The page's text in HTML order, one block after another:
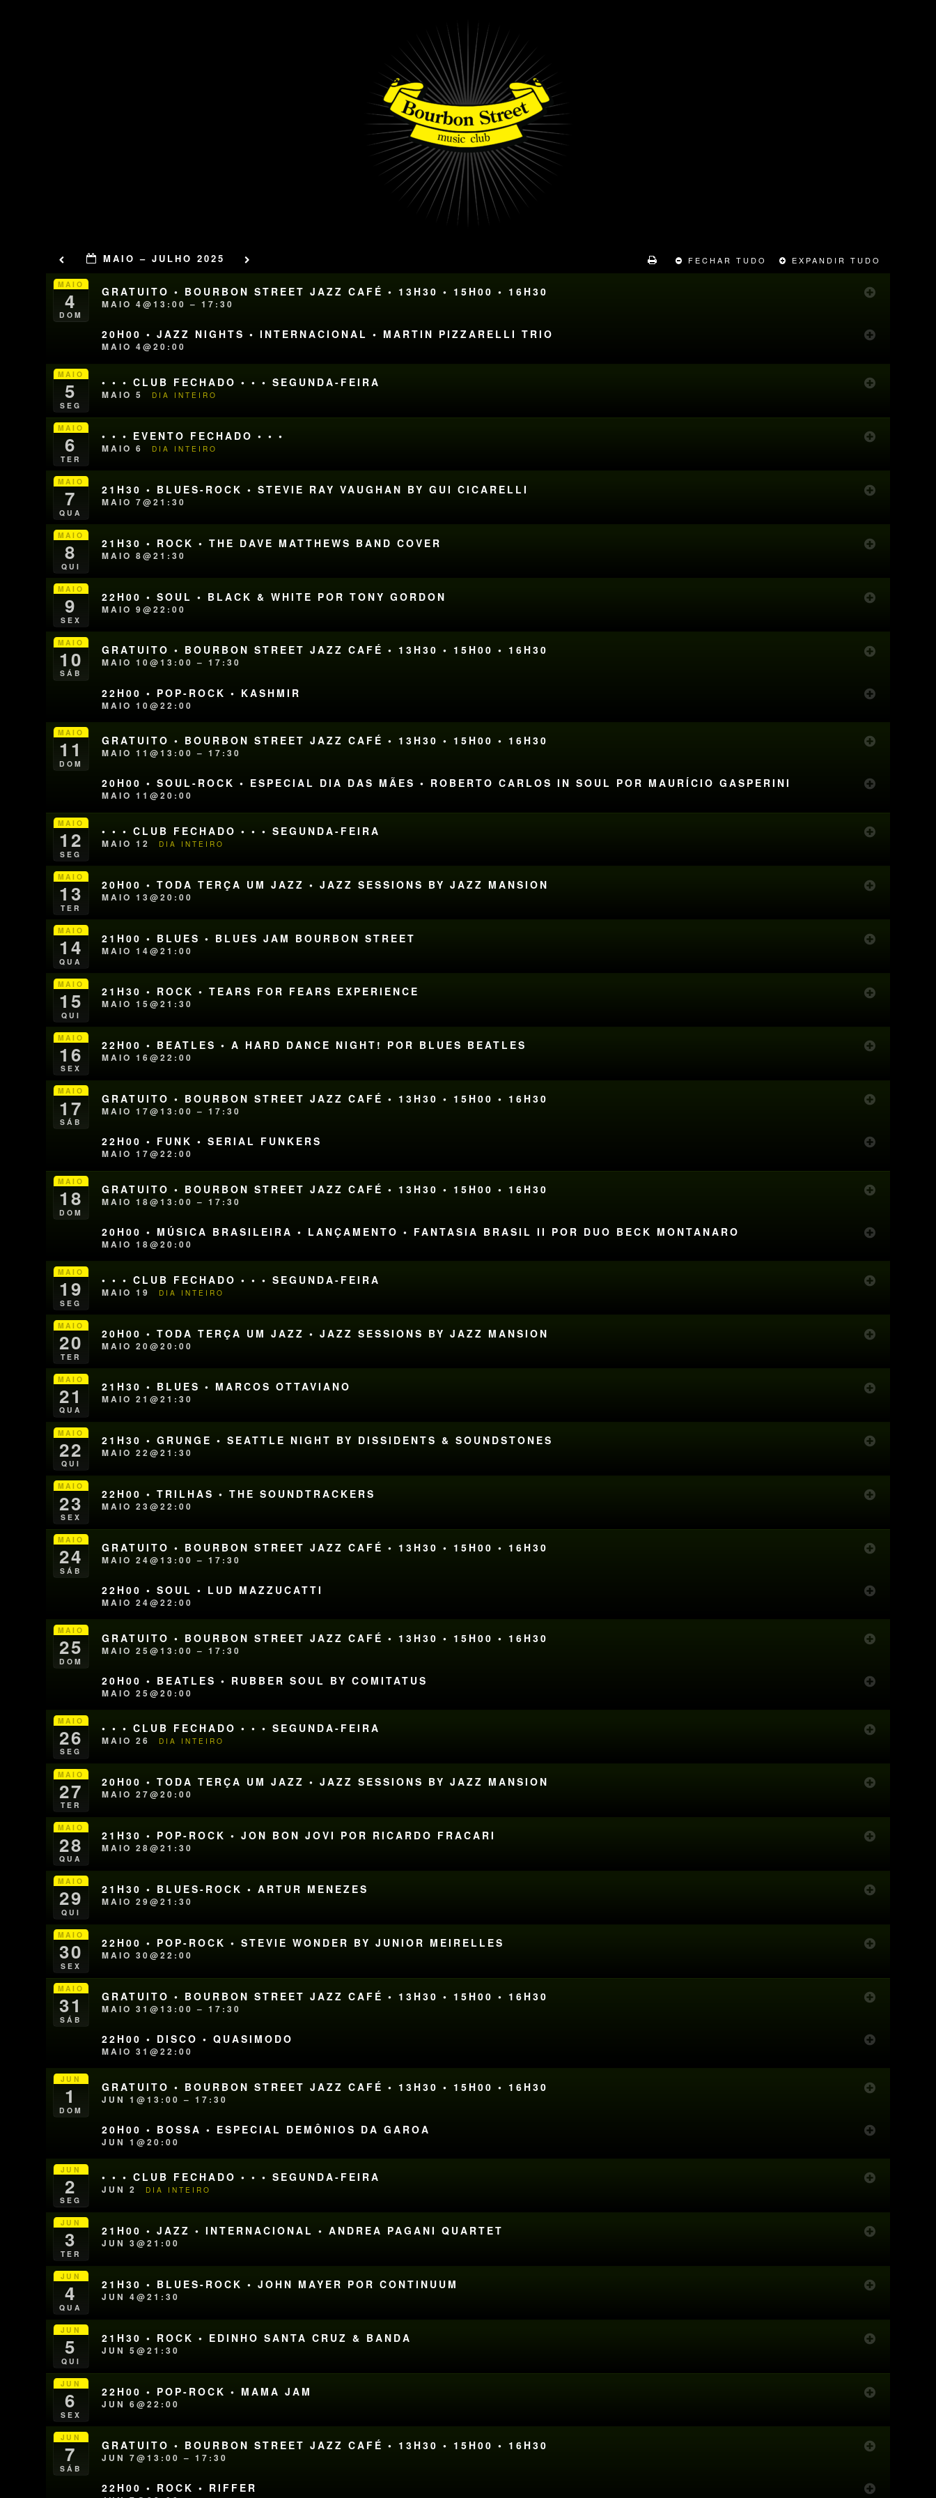
MAIO – JULHO 2025 FECHAR TUDO EXPANDIR TUDO
MAIO
4
DOM
GRATUITO • BOURBON STREET JAZZ CAFÉ • 13H30 • 15H00 • 16H30
MAIO 4@13:00 – 17:30
20H00 • JAZZ NIGHTS • INTERNACIONAL • MARTIN PIZZARELLI TRIO
MAIO 4@20:00
MAIO
5
SEG
• • • CLUB FECHADO • • • SEGUNDA-FEIRA
MAIO 5 DIA INTEIRO
MAIO
6
TER
• • • EVENTO FECHADO • • •
MAIO 6 DIA INTEIRO
MAIO
7
QUA
21H30 • BLUES-ROCK • STEVIE RAY VAUGHAN BY GUI CICARELLI
MAIO 7@21:30
MAIO
8
QUI
21H30 • ROCK • THE DAVE MATTHEWS BAND COVER
MAIO 8@21:30
MAIO
9
SEX
22H00 • SOUL • BLACK & WHITE POR TONY GORDON
MAIO 9@22:00
MAIO
10
SÁB
GRATUITO • BOURBON STREET JAZZ CAFÉ • 13H30 • 15H00 • 16H30
MAIO 10@13:00 – 17:30
22H00 • POP-ROCK • KASHMIR
MAIO 10@22:00
MAIO
11
DOM
GRATUITO • BOURBON STREET JAZZ CAFÉ • 13H30 • 15H00 • 16H30
MAIO 11@13:00 – 17:30
20H00 • SOUL-ROCK • ESPECIAL DIA DAS MÃES • ROBERTO CARLOS IN SOUL POR MAURÍCIO GASPERINI
MAIO 11@20:00
MAIO
12
SEG
• • • CLUB FECHADO • • • SEGUNDA-FEIRA
MAIO 12 DIA INTEIRO
MAIO
13
TER
20H00 • TODA TERÇA UM JAZZ • JAZZ SESSIONS BY JAZZ MANSION
MAIO 13@20:00
MAIO
14
QUA
21H00 • BLUES • BLUES JAM BOURBON STREET
MAIO 14@21:00
MAIO
15
QUI
21H30 • ROCK • TEARS FOR FEARS EXPERIENCE
MAIO 15@21:30
MAIO
16
SEX
22H00 • BEATLES • A HARD DANCE NIGHT! POR BLUES BEATLES
MAIO 16@22:00
MAIO
17
SÁB
GRATUITO • BOURBON STREET JAZZ CAFÉ • 13H30 • 15H00 • 16H30
MAIO 17@13:00 – 17:30
22H00 • FUNK • SERIAL FUNKERS
MAIO 17@22:00
MAIO
18
DOM
GRATUITO • BOURBON STREET JAZZ CAFÉ • 13H30 • 15H00 • 16H30
MAIO 18@13:00 – 17:30
20H00 • MÚSICA BRASILEIRA • LANÇAMENTO • FANTASIA BRASIL II POR DUO BECK MONTANARO
MAIO 18@20:00
MAIO
19
SEG
• • • CLUB FECHADO • • • SEGUNDA-FEIRA
MAIO 19 DIA INTEIRO
MAIO
20
TER
20H00 • TODA TERÇA UM JAZZ • JAZZ SESSIONS BY JAZZ MANSION
MAIO 20@20:00
MAIO
21
QUA
21H30 • BLUES • MARCOS OTTAVIANO
MAIO 21@21:30
MAIO
22
QUI
21H30 • GRUNGE • SEATTLE NIGHT BY DISSIDENTS & SOUNDSTONES
MAIO 22@21:30
MAIO
23
SEX
22H00 • TRILHAS • THE SOUNDTRACKERS
MAIO 23@22:00
MAIO
24
SÁB
GRATUITO • BOURBON STREET JAZZ CAFÉ • 13H30 • 15H00 • 16H30
MAIO 24@13:00 – 17:30
22H00 • SOUL • LUD MAZZUCATTI
MAIO 24@22:00
MAIO
25
DOM
GRATUITO • BOURBON STREET JAZZ CAFÉ • 13H30 • 15H00 • 16H30
MAIO 25@13:00 – 17:30
20H00 • BEATLES • RUBBER SOUL BY COMITATUS
MAIO 25@20:00
MAIO
26
SEG
• • • CLUB FECHADO • • • SEGUNDA-FEIRA
MAIO 26 DIA INTEIRO
MAIO
27
TER
20H00 • TODA TERÇA UM JAZZ • JAZZ SESSIONS BY JAZZ MANSION
MAIO 27@20:00
MAIO
28
QUA
21H30 • POP-ROCK • JON BON JOVI POR RICARDO FRACARI
MAIO 28@21:30
MAIO
29
QUI
21H30 • BLUES-ROCK • ARTUR MENEZES
MAIO 29@21:30
MAIO
30
SEX
22H00 • POP-ROCK • STEVIE WONDER BY JUNIOR MEIRELLES
MAIO 30@22:00
MAIO
31
SÁB
GRATUITO • BOURBON STREET JAZZ CAFÉ • 13H30 • 15H00 • 16H30
MAIO 31@13:00 – 17:30
22H00 • DISCO • QUASIMODO
MAIO 31@22:00
JUN
1
DOM
GRATUITO • BOURBON STREET JAZZ CAFÉ • 13H30 • 15H00 • 16H30
JUN 1@13:00 – 17:30
20H00 • BOSSA • ESPECIAL DEMÔNIOS DA GAROA
JUN 1@20:00
JUN
2
SEG
• • • CLUB FECHADO • • • SEGUNDA-FEIRA
JUN 2 DIA INTEIRO
JUN
3
TER
21H00 • JAZZ • INTERNACIONAL • ANDREA PAGANI QUARTET
JUN 3@21:00
JUN
4
QUA
21H30 • BLUES-ROCK • JOHN MAYER POR CONTINUUM
JUN 4@21:30
JUN
5
QUI
21H30 • ROCK • EDINHO SANTA CRUZ & BANDA
JUN 5@21:30
JUN
6
SEX
22H00 • POP-ROCK • MAMA JAM
JUN 6@22:00
JUN
7
SÁB
GRATUITO • BOURBON STREET JAZZ CAFÉ • 13H30 • 15H00 • 16H30
JUN 7@13:00 – 17:30
22H00 • ROCK • RIFFER